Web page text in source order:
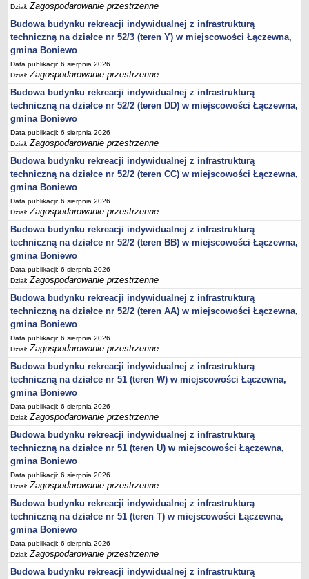
Startegia Rozwoju Gminy Boniewo 2025-2034
Program Ochrony Środowiska dla Gminy Boniewo na lata 2024-2028
z perspektywą do 2032 roku
Program Gospodarki Odpadami
Plan odnowy sołectwa Boniewo
Gminna komisja Profilaktyki i Rozwiązywania Problemów
alkoholowych
Strategia Rozwoju Turystycznego Gminy Boniewo
Program współpracy z organizacjami pozarządowymi
Program profilaktyki i rozwiązywania problemów alkoholowych
Lokalny program rozwoju Gminy Boniewo na lata 2012-2020
PROGRAM USUWANIA AZBESTU I WYROBÓW
ZAWIERAJĄCYCH AZBEST DLA GMINY BONIEWO NA LATA
2013-2032
regulaminu utrzymania czystości i porządku na terenie Gminy
Boniewo
Plan Gospodarki Niskoemisyjnej dla Gminy Boniewo
GMINNY PROGRAM PRZECIWDZIAŁANIA PRZEMOCY W
RODZINIE ORAZ OCHRONY OFIAR PRZEMOCY W RODZINIE
Wieloletni program gospodarowania mieszkaniowym zasobem
Gminy Boniewo
Regulamin dostarczania wody i odprowadzania ścieków na terenie
Gminy Boniewo
PROGRAM OSŁONOWY W ZAKRESIE DOŻYWIANIA POSIŁEK W
SZKOLE I W DOMU
Programu opieki nad zwierzętami bezdomnymi oraz zapobiegania
bezdomności zwierząt na terenie Gminy Boniewo
Gminny Program Opieki Nad Zabytkami Gminy Boniewo na lata
2023 - 2026
Program profilaktyki i wczesnego wykrywania osteoporozy wśród
mieszkańców Gminy Boniewo na lata 2023-2025”
Gminny Program Wspierania Rodziny dla Gminy Boniewo na lata
2024-2026
DRUKI
OŚWIADCZENIA MAJĄTKOWE
Dział:Zagospodarowanie przestrzenne
Budowa budynku rekreacji indywidualnej z infrastrukturą
techniczną na działce nr 52/3 (teren Y) w miejscowości Łączewna,
gmina Boniewo
Data publikacji: 6 sierpnia 2026
Dział:Zagospodarowanie przestrzenne
Budowa budynku rekreacji indywidualnej z infrastrukturą
techniczną na działce nr 52/2 (teren DD) w miejscowości Łączewna,
gmina Boniewo
Data publikacji: 6 sierpnia 2026
Dział:Zagospodarowanie przestrzenne
Budowa budynku rekreacji indywidualnej z infrastrukturą
techniczną na działce nr 52/2 (teren CC) w miejscowości Łączewna,
gmina Boniewo
Data publikacji: 6 sierpnia 2026
Dział:Zagospodarowanie przestrzenne
Budowa budynku rekreacji indywidualnej z infrastrukturą
techniczną na działce nr 52/2 (teren BB) w miejscowości Łączewna,
gmina Boniewo
Data publikacji: 6 sierpnia 2026
Dział:Zagospodarowanie przestrzenne
Budowa budynku rekreacji indywidualnej z infrastrukturą
techniczną na działce nr 52/2 (teren AA) w miejscowości Łączewna,
gmina Boniewo
Data publikacji: 6 sierpnia 2026
Dział:Zagospodarowanie przestrzenne
Budowa budynku rekreacji indywidualnej z infrastrukturą
techniczną na działce nr 51 (teren W) w miejscowości Łączewna,
gmina Boniewo
Data publikacji: 6 sierpnia 2026
Dział:Zagospodarowanie przestrzenne
Budowa budynku rekreacji indywidualnej z infrastrukturą
techniczną na działce nr 51 (teren U) w miejscowości Łączewna,
gmina Boniewo
Data publikacji: 6 sierpnia 2026
Dział:Zagospodarowanie przestrzenne
Budowa budynku rekreacji indywidualnej z infrastrukturą
techniczną na działce nr 51 (teren T) w miejscowości Łączewna,
gmina Boniewo
Data publikacji: 6 sierpnia 2026
Dział:Zagospodarowanie przestrzenne
Budowa budynku rekreacji indywidualnej z infrastrukturą